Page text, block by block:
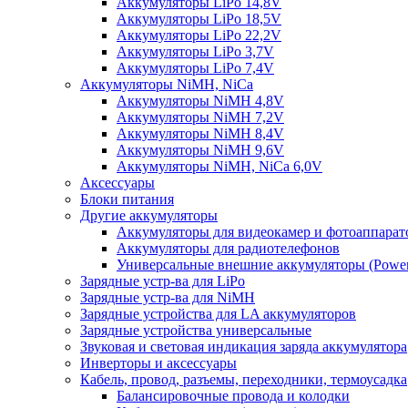
Аккумуляторы LiPo 18,5V
Аккумуляторы LiPo 22,2V
Аккумуляторы LiPo 3,7V
Аккумуляторы LiPo 7,4V
Аккумуляторы NiMH, NiCa
Аккумуляторы NiMH 4,8V
Аккумуляторы NiMH 7,2V
Аккумуляторы NiMH 8,4V
Аккумуляторы NiMH 9,6V
Аккумуляторы NiMH, NiCa 6,0V
Аксессуары
Блоки питания
Другие аккумуляторы
Аккумуляторы для видеокамер и
Аккумуляторы для радиотелефонов
Универсальные внешние аккумуляторы
Зарядные устр-ва для LiPo
Зарядные устр-ва для NiMH
Зарядные устройства для LA аккумуляторов
Зарядные устройства универсальные
Звуковая и световая индикация заряда аккумулятора
Инверторы и аксессуары
Кабель, провод, разъемы, переходники, термоусадка
Балансировочные провода и колодки